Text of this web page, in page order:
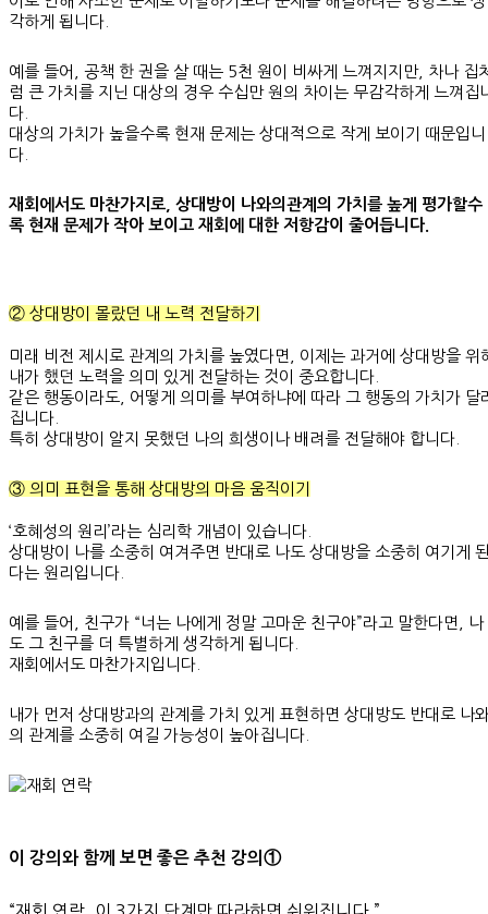
각하게 됩니다.
예를 들어, 공책 한 권을 살 때는 5천 원이 비싸게 느껴지지만, 차나 집
럼 큰 가치를 지닌 대상의 경우 수십만 원의 차이는 무감각하게 느껴집
다.
대상의 가치가 높을수록 현재 문제는 상대적으로 작게 보이기 때문입니
다.
재회에서도 마찬가지로, 상대방이 나와의관계의 가치를 높게 평가할수
록 현재 문제가 작아 보이고 재회에 대한 저항감이 줄어듭니다.
② 상대방이 몰랐던 내 노력 전달하기
미래 비전 제시로 관계의 가치를 높였다면, 이제는 과거에 상대방을 위
내가 했던 노력을 의미 있게 전달하는 것이 중요합니다.
같은 행동이라도, 어떻게 의미를 부여하냐에 따라 그 행동의 가치가 달
집니다.
특히 상대방이 알지 못했던 나의 희생이나 배려를 전달해야 합니다.
③ 의미 표현을 통해 상대방의 마음 움직이기
‘호혜성의 원리’라는 심리학 개념이 있습니다.
상대방이 나를 소중히 여겨주면 반대로 나도 상대방을 소중히 여기게
다는 원리입니다.
예를 들어, 친구가 “너는 나에게 정말 고마운 친구야”라고 말한다면, 나
도 그 친구를 더 특별하게 생각하게 됩니다.
재회에서도 마찬가지입니다.
내가 먼저 상대방과의 관계를 가치 있게 표현하면 상대방도 반대로 나
의 관계를 소중히 여길 가능성이 높아집니다.
이 강의와 함께 보면 좋은 추천 강의①